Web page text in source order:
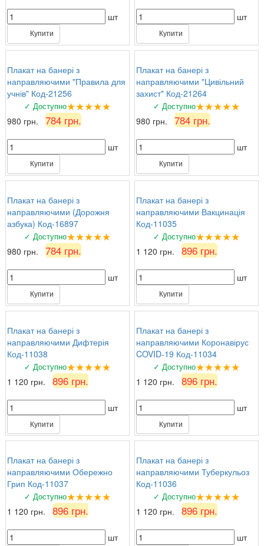
шт
Купити
шт
Купити
Плакат на банері з
направляючими "Правила для
учнів" Код-21256
✓ Доступно★★★★★
980 грн. 784 грн.
шт
Купити
Плакат на банері з
направляючими "Цивільний
захист" Код-21264
✓ Доступно★★★★★
980 грн. 784 грн.
шт
Купити
Плакат на банері з
направляючими (Дорожня
азбука) Код-16897
✓ Доступно★★★★★
980 грн. 784 грн.
шт
Купити
Плакат на банері з
направляючими Вакцинація
Код-11035
✓ Доступно★★★★★
1 120 грн. 896 грн.
шт
Купити
Плакат на банері з
направляючими Дифтерія
Код-11038
✓ Доступно★★★★★
1 120 грн. 896 грн.
шт
Купити
Плакат на банері з
направляючими Коронавірус
COVID-19 Код-11034
✓ Доступно★★★★★
1 120 грн. 896 грн.
шт
Купити
Плакат на банері з
направляючими Обережно
Грип Код-11037
✓ Доступно★★★★★
1 120 грн. 896 грн.
шт
Плакат на банері з
направляючими Туберкульоз
Код-11036
✓ Доступно★★★★★
1 120 грн. 896 грн.
шт